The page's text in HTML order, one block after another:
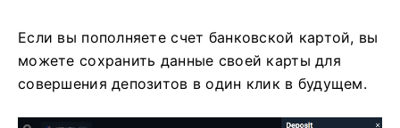
Если вы пополняете счет банковской картой, вы
можете сохранить данные своей карты для
совершения депозитов в один клик в будущем.